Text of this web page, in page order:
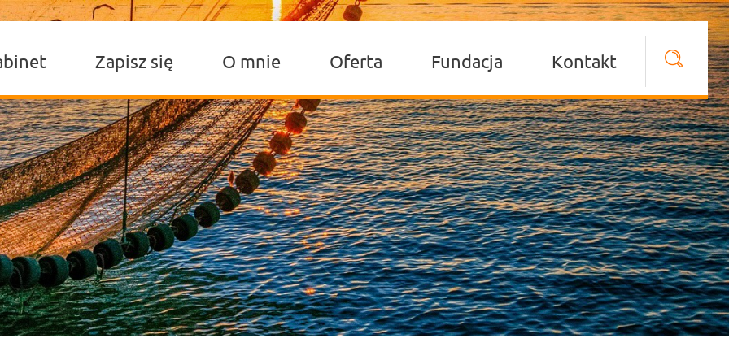
Zapisz się O mnie Oferta Fundacja Kontakt